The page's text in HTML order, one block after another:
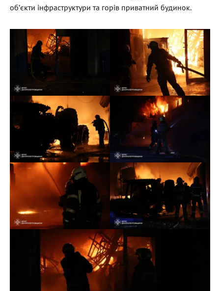
об’єкти інфраструктури та горів приватний будинок.